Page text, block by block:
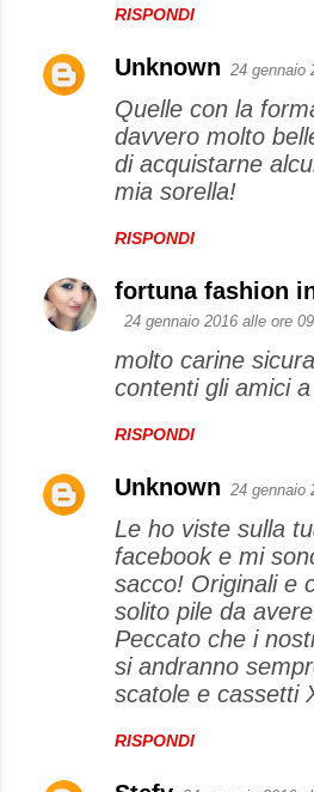
RISPONDI
Unknown 24 gennaio
Quelle con la
davvero molto
di acquistarne
mia sorella!
RISPONDI
fortuna fashion
24 gennaio 2016 alle ore
molto carine
contenti gli amici
RISPONDI
Unknown 24 gennaio
Le ho viste sulla
facebook e mi
sacco! Originali e
solito pile da
Peccato che i
si andranno
scatole e cassetti
RISPONDI